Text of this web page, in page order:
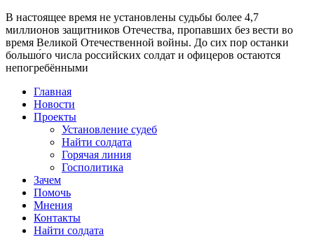
В настоящее время не установлены судьбы более 4,7
миллионов защитников Отечества, пропавших без вести во
время Великой Отечественной войны. До сих пор останки
большо́го числа российских солдат и офицеров остаются
непогребёнными
Главная
Новости
Проекты
Установление судеб
Найти солдата
Горячая линия
Госполитика
Зачем
Помочь
Мнения
Контакты
Найти солдата